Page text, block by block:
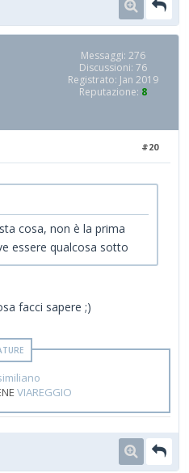
Messaggi: 276
Discussioni: 76
Registrato: Jan 2019
Reputazione: 8
#20
cosa, non è la prima
essere qualcosa sotto
facci sapere ;)
VIAREGGIO